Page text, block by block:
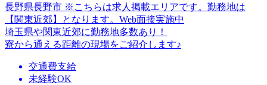
長野県長野市 ※こちらは求人掲載エリアです。勤務地は
【関東近郊】となります。Web面接実施中
埼玉県や関東近郊に勤務地多数あり！
寮から通える距離の現場をご紹介します♪
交通費支給
未経験OK